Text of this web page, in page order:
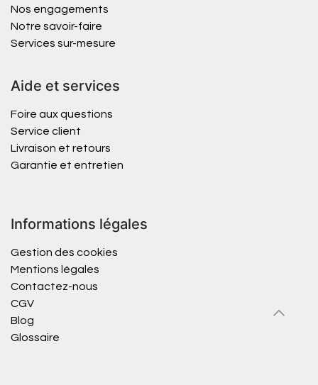
Nos engagements
Notre savoir-faire
Services sur-mesure
Aide et services
Foire aux questions
Service client
Livraison et retours
Garantie et entretien
Informations légales
Gestion des cookies
Mentions légales
Contactez-nous
CGV
Blog
Glossaire